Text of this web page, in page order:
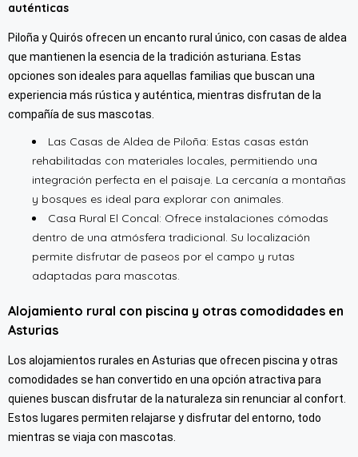
auténticas
Piloña y Quirós ofrecen un encanto rural único, con casas de aldea
que mantienen la esencia de la tradición asturiana. Estas
opciones son ideales para aquellas familias que buscan una
experiencia más rústica y auténtica, mientras disfrutan de la
compañía de sus mascotas.
Las Casas de Aldea de Piloña: Estas casas están
rehabilitadas con materiales locales, permitiendo una
integración perfecta en el paisaje. La cercanía a montañas
y bosques es ideal para explorar con animales.
Casa Rural El Concal: Ofrece instalaciones cómodas
dentro de una atmósfera tradicional. Su localización
permite disfrutar de paseos por el campo y rutas
adaptadas para mascotas.
Alojamiento rural con piscina y otras comodidades en
Asturias
Los alojamientos rurales en Asturias que ofrecen piscina y otras
comodidades se han convertido en una opción atractiva para
quienes buscan disfrutar de la naturaleza sin renunciar al confort.
Estos lugares permiten relajarse y disfrutar del entorno, todo
mientras se viaja con mascotas.